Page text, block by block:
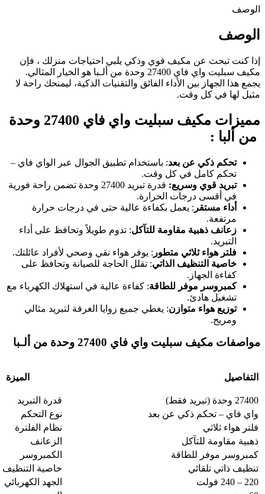
الوصف
الوصف
إذا كنت تبحث عن مكيف قوي وذكي يلبي احتياجات منزلك ، فإن
مكيف سبليت واي فاي 27400 وحدة من ألـبا هو الخيار المثالي.
يجمع هذا الجهاز بين الأداء الفائق والتقنيات الذكية، ليمنحك راحة لا
مثيل لها في كل وقت.
مميزات مكيف سبليت واي فاي 27400 وحدة
من ألبا :
تحكم ذكي عن بعد: باستخدام تطبيق الجوال عبر الواي فاي –
تحكم كامل في كل وقت.
تبريد قوي وسريع:
قدرة تبريد 27400 وحدة تضمن راحة فورية
في أقسى درجات الحرارة.
أداء مستقر : يعمل بكفاءة عالية حتى في درجات حرارة
مرتفعة.
زعانف ذهبية مقاومة للتآكل: تدوم طويلاً وتحافظ على أداء
التبريد.
فلتر هواء ثلاثي متطور : يوفر هواء نقي وصحي لأفراد عائلتك.
خاصية التنظيف الذاتي: تقلل الحاجة للصيانة وتحافظ على
كفاءة الجهاز.
كمبروسر موفر للطاقة: كفاءة عالية في استهلاك الكهرباء مع
تشغيل هادئ.
توزيع هواء متوازن: يغطي جميع زوايا الغرفة لتبريد مثالي
ومريح.
مواصفات مكيف سبليت واي فاي 27400 وحدة من ألـبا
التفاصيل الميزة
27400 وحدة (تبريد فقط)
قدرة التبريد
واي فاي – تحكم ذكي عن بعد
نوع التحكم
فلتر هواء ثلاثي
نظام الفلترة
ذهبية مقاومة للتآكل
الزعانف
كمبروسر موفر للطاقة
الكمبروسر
تنظيف ذاتي تلقائي
خاصية التنظيف
220 – 240 فولت
الجهد الكهربائي